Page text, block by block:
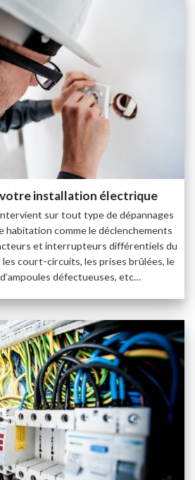
votre installation électrique
sur tout type de dépannages
habitation comme le déclenchements
et interrupteurs différentiels du
court-circuits, les prises brûlées, le
défectueuses, etc…